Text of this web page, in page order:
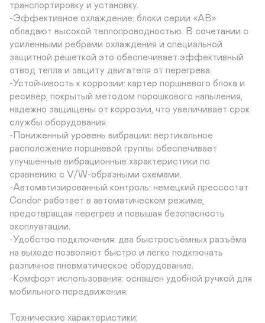
транспортировку и установку.
-Эффективное охлаждение: блоки серии «AB»
обладают высокой теплопроводностью. В сочетании с
усиленными ребрами охлаждения и специальной
защитной решеткой это обеспечивает эффективный
отвод тепла и защиту двигателя от перегрева.
-Устойчивость к коррозии: картер поршневого блока и
ресивер, покрытый методом порошкового напыления,
надежно защищены от коррозии, что увеличивает срок
службы оборудования.
-Пониженный уровень вибрации: вертикальное
расположение поршневой группы обеспечивает
улучшенные вибрационные характеристики по
сравнению с V/W-образными схемами.
-Автоматизированный контроль: немецкий прессостат
Condor работает в автоматическом режиме,
предотвращая перегрев и повышая безопасность
эксплуатации.
-Удобство подключения: два быстросъёмных разъёма
на выходе позволяют быстро и легко подключать
различное пневматическое оборудование.
-Комфорт использования: оснащен удобной ручкой для
мобильного передвижения.
Технические характеристики: